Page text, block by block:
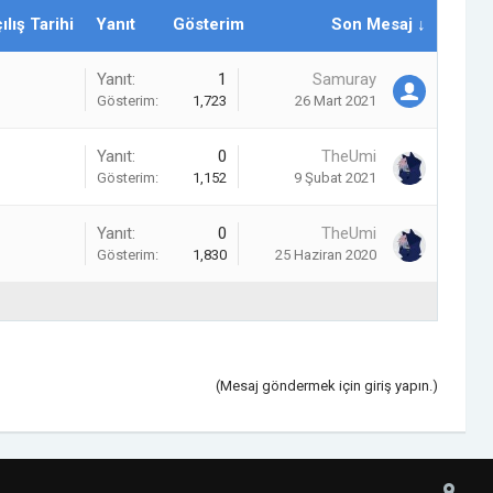
Tarihi Yanıt Gösterim Son Mesaj ↓
Yanıt: 1
Gösterim: 1,723
Samuray
26 Mart 2021
Yanıt: 0
Gösterim: 1,152
TheUmi
9 Şubat 2021
Yanıt: 0
Gösterim: 1,830
TheUmi
25 Haziran 2020
(Mesaj göndermek için giriş yapın.)